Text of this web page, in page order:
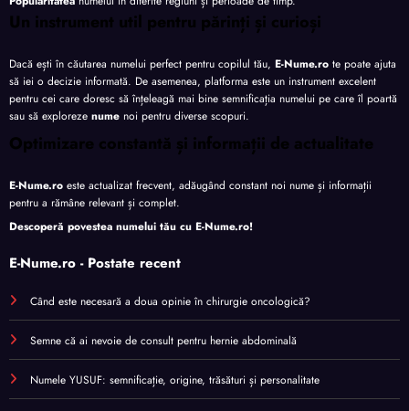
Un instrument util pentru părinți și curioși
Dacă ești în căutarea numelui perfect pentru copilul tău, E-Nume.ro te poate ajuta
să iei o decizie informată. De asemenea, platforma este un instrument excelent
pentru cei care doresc să înțeleagă mai bine semnificația numelui pe care îl poartă
sau să exploreze nume noi pentru diverse scopuri.
Optimizare constantă și informații de actualitate
E-Nume.ro este actualizat frecvent, adăugând constant noi nume și informații
pentru a rămâne relevant și complet.
Descoperă povestea numelui tău cu E-Nume.ro!
E-Nume.ro - Postate recent
Când este necesară a doua opinie în chirurgie oncologică?
Semne că ai nevoie de consult pentru hernie abdominală
Numele YUSUF: semnificație, origine, trăsături și personalitate